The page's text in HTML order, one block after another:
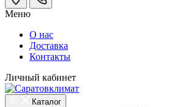
Меню
О нас
Доставка
Контакты
Личный кабинет
Каталог